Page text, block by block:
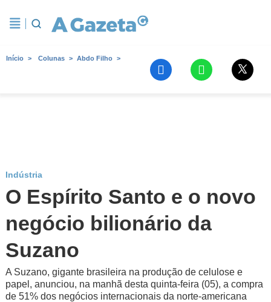
Início Colunas Abdo Filho
Indústria
O Espírito Santo e o novo
negócio bilionário da
Suzano
A Suzano, gigante brasileira na produção de celulose e
papel, anunciou, na manhã desta quinta-feira (05), a compra
de 51% dos negócios internacionais da norte-americana